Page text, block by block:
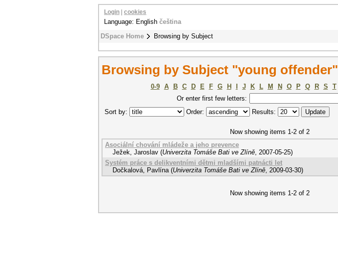
DSpace Home Browsing by Subject
Login cookies
Language: English čeština
Browsing by Subject "young offender"
0-9 A B C D E F G H J K L M N O P Q R S T
Or enter first few letters:
Sort by:
Order: Results:
Now showing items 1-2 of 2
Asociální chování mládeže a jeho prevence
Ježek, Jaroslav (Univerzita Tomáše Bati ve Zlíně, 2007-05-25)
Systém práce s delikventními dětmi mladšími patnácti let
Dočkalová, Pavlína (Univerzita Tomáše Bati ve Zlíně, 2009-03-30)
Now showing items 1-2 of 2